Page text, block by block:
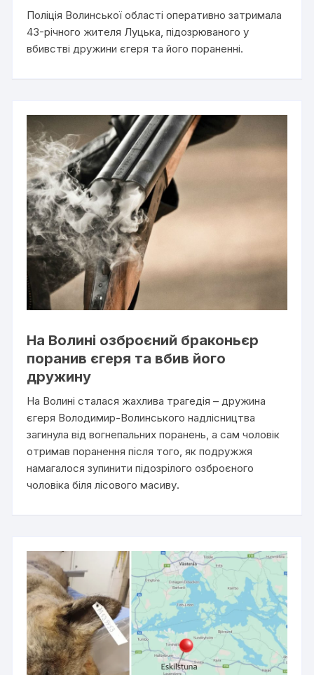
Поліція Волинської області оперативно затримала
43-річного жителя Луцька, підозрюваного у
вбивстві дружини єгеря та його пораненні.
На Волині озброєний браконьєр
поранив єгеря та вбив його
дружину
На Волині сталася жахлива трагедія – дружина
єгеря Володимир-Волинського надлісництва
загинула від вогнепальних поранень, а сам чоловік
отримав поранення після того, як подружжя
намагалося зупинити підозрілого озброєного
чоловіка біля лісового масиву.